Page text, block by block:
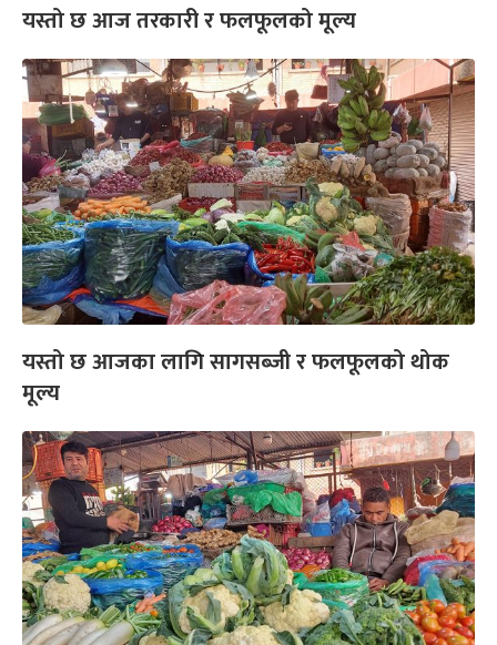
यस्तो छ आज तरकारी र फलफूलको मूल्य
यस्तो छ आजका लागि सागसब्जी र फलफूलको थोक
मूल्य